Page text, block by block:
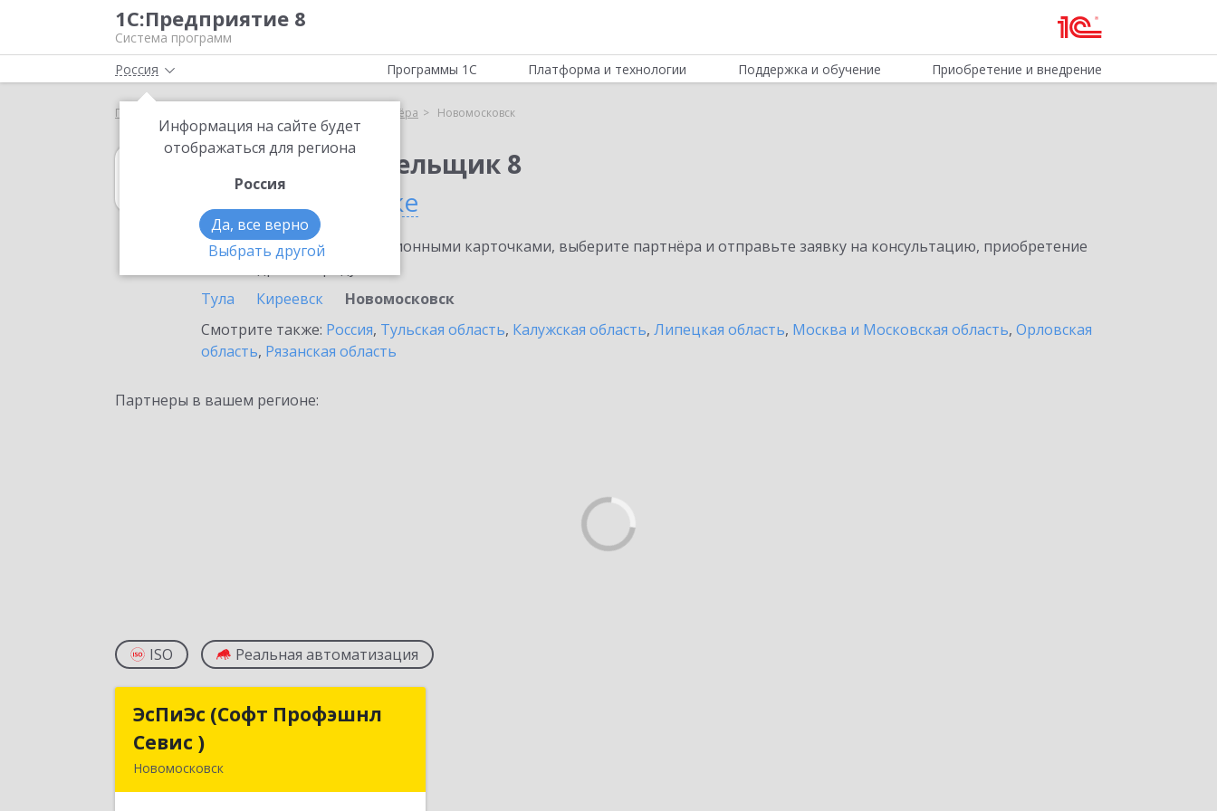
1С:Предприятие 8
Система программ
Россия
Информация на сайте будет
отображаться для региона
Россия
Да, все верно
Выбрать другой
Программы 1С Платформа и технологии Поддержка и обучение Приобретение и внедрение
Главная Выбор партнёра Новомосковск
1С:Налогоплательщик 8
в Новомосковске
Ознакомьтесь с информационными карточками, выберите партнёра и отправьте заявку на консультацию, приобретение
Тула
Киреевск
Новомосковск
Смотрите также: Россия, Тульская область, Калужская область, Липецкая область, Москва и Московская область, Орловская
область, Рязанская область
Партнеры в вашем регионе:
ISO Реальная автоматизация
ЭсПиЭс (Софт Профэшнл
Севис )
Новомосковск
ЭсПиЭс (Софт Профэшнл